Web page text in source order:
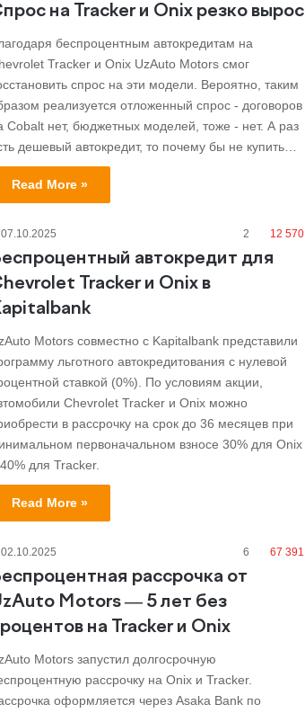
на Tracker и Onix резко вырос
беспроцентным автокредитам на
Tracker и Onix UzAuto Motors смог
спрос на эти модели. Вероятно, таким
реализуется отложенный спрос - договоров
Cobalt нет, бюджетных моделей, тоже - нет. А раз
дешевый автокредит, то почему бы не купить…
Read More »
07.10.2025 2 12 570
автокредит для
Tracker и Onix в
Motors совместно с Kapitalbank представили
льготного автокредитования с нулевой
ставкой (0%). По условиям акции,
Chevrolet Tracker и Onix можно
в рассрочку на срок до 36 месяцев при
первоначальном взносе 30% для Onix
для Tracker.
Read More »
02.10.2025 6 67 391
рассрочка от
Motors — 5 лет без
на Tracker и Onix
Motors запустил долгосрочную
рассрочку на Onix и Tracker.
оформляется через Asaka Bank по